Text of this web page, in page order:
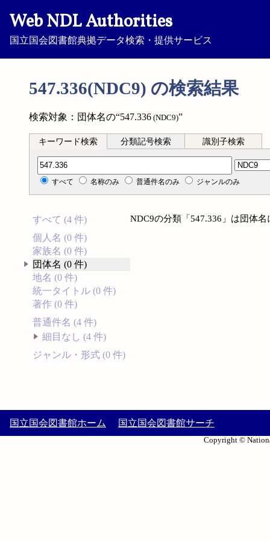
Web NDL Authorities
国立国会図書館典拠データ検索・提供サービス
547.336(NDC9) の検索結果
検索対象：団体名の“547.336 (NDC9)”
キーワード検索 分類記号検索 識別子検索
分類記号検索
すべて 名称のみ 普通件名のみ ジャンルのみ
すべて (4 件)
個人名 (0 件)
家族名 (0 件)
団体名 (0 件)
地名 (0 件)
統一タイトル (0 件)
著作 (0 件)
普通件名 (4 件)
細目なし (4 件)
ジャンル・形式 (0 件)
NDC9の分類「547.336」は団体
国立国会図書館ホーム 国立国会図書館サーチ
Copyright ©